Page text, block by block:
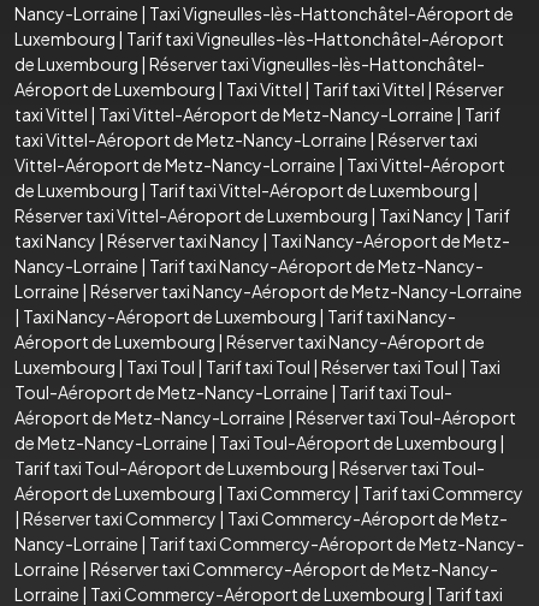
Nancy-Lorraine | Taxi Vigneulles-lès-Hattonchâtel-Aéroport de
Luxembourg | Tarif taxi Vigneulles-lès-Hattonchâtel-Aéroport
de Luxembourg | Réserver taxi Vigneulles-lès-Hattonchâtel-
Aéroport de Luxembourg | Taxi Vittel | Tarif taxi Vittel | Réserver
taxi Vittel | Taxi Vittel-Aéroport de Metz-Nancy-Lorraine | Tarif
taxi Vittel-Aéroport de Metz-Nancy-Lorraine | Réserver taxi
Vittel-Aéroport de Metz-Nancy-Lorraine | Taxi Vittel-Aéroport
de Luxembourg | Tarif taxi Vittel-Aéroport de Luxembourg |
Réserver taxi Vittel-Aéroport de Luxembourg | Taxi Nancy | Tarif
taxi Nancy | Réserver taxi Nancy | Taxi Nancy-Aéroport de Metz-
Nancy-Lorraine | Tarif taxi Nancy-Aéroport de Metz-Nancy-
Lorraine | Réserver taxi Nancy-Aéroport de Metz-Nancy-Lorraine
| Taxi Nancy-Aéroport de Luxembourg | Tarif taxi Nancy-
Aéroport de Luxembourg | Réserver taxi Nancy-Aéroport de
Luxembourg | Taxi Toul | Tarif taxi Toul | Réserver taxi Toul | Taxi
Toul-Aéroport de Metz-Nancy-Lorraine | Tarif taxi Toul-
Aéroport de Metz-Nancy-Lorraine | Réserver taxi Toul-Aéroport
de Metz-Nancy-Lorraine | Taxi Toul-Aéroport de Luxembourg |
Tarif taxi Toul-Aéroport de Luxembourg | Réserver taxi Toul-
Aéroport de Luxembourg | Taxi Commercy | Tarif taxi Commercy
| Réserver taxi Commercy | Taxi Commercy-Aéroport de Metz-
Nancy-Lorraine | Tarif taxi Commercy-Aéroport de Metz-Nancy-
Lorraine | Réserver taxi Commercy-Aéroport de Metz-Nancy-
Lorraine | Taxi Commercy-Aéroport de Luxembourg | Tarif taxi